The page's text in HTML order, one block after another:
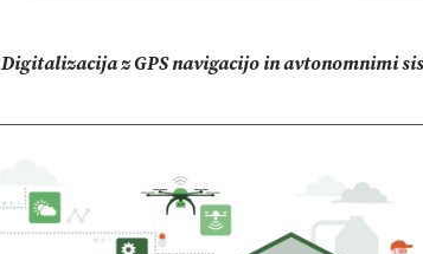
Pomagajmo družini Bregar po uničujočem požaru